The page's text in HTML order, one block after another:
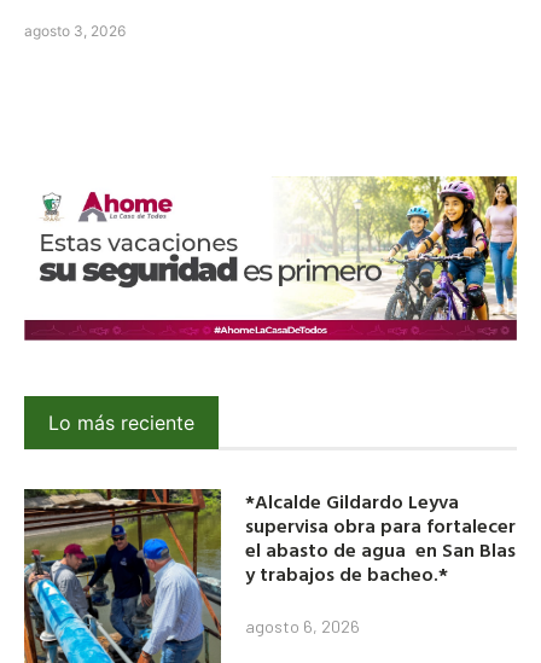
agosto 3, 2026
Lo más reciente
*Alcalde Gildardo Leyva
supervisa obra para fortalecer
el abasto de agua en San Blas
y trabajos de bacheo.*
agosto 6, 2026